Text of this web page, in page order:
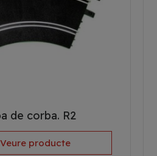
de corba. R2
Veure producte